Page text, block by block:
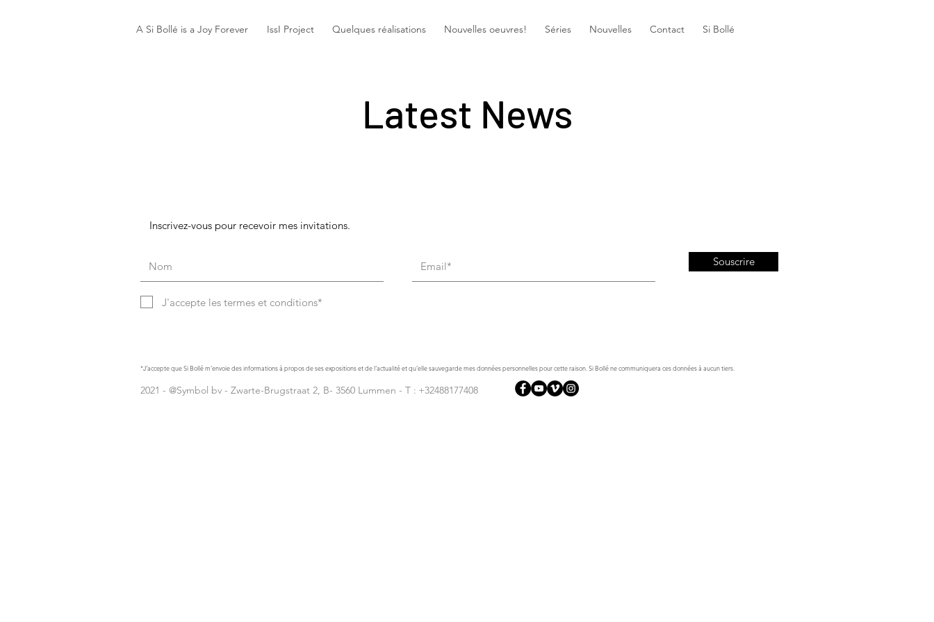
A Si Bollé is a Joy Forever IssI Project Quelques réalisations Nouvelles oeuvres! Séries Nouvelles Contact Si Bollé
Latest News
Inscrivez-vous pour recevoir mes invitations.
Souscrire
J'accepte les termes et conditions*
*J’accepte que Si Bollé m’envoie des informations à propos de ses expositions et de l’actualité et qu’elle sauvegarde mes données personnelles pour cette raison. Si Bollé ne communiquera ces données à aucun tiers.
2021 - @Symbol bv - Zwarte-Brugstraat 2, B- 3560 Lummen - T : +32488177408